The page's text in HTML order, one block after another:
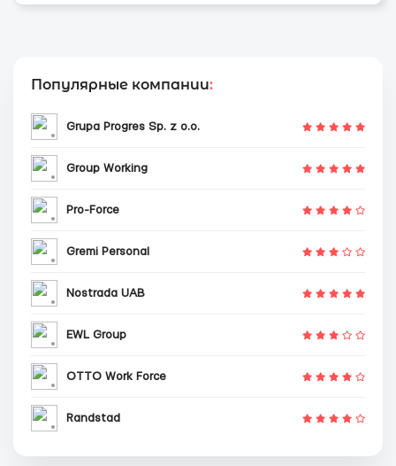
Популярные компании:
Grupa Progres Sp. z o.o.
Group Working
Pro-Force
Gremi Personal
Nostrada UAB
EWL Group
OTTO Work Force
Randstad